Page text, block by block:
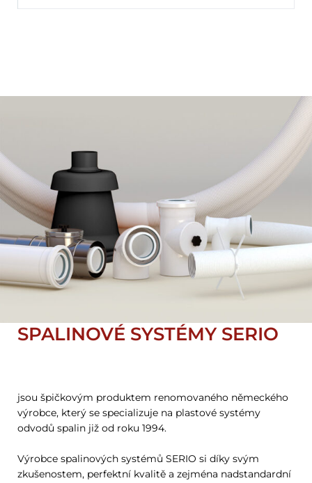
SPALINOVÉ SYSTÉMY SERIO
jsou špičkovým produktem renomovaného německého
výrobce, který se specializuje na plastové systémy
odvodů spalin již od roku 1994.
Výrobce spalinových systémů SERIO si díky svým
zkušenostem, perfektní kvalitě a zejména nadstandardní